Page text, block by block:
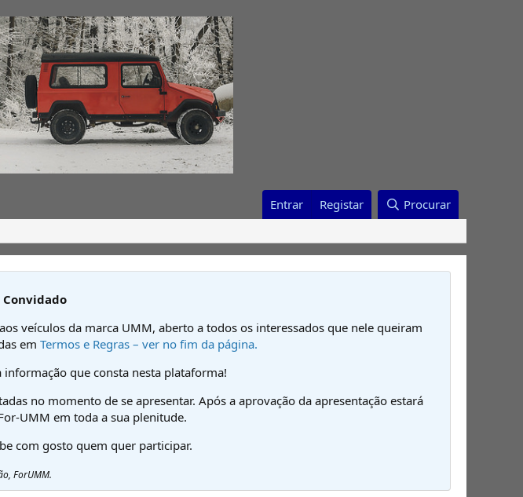
Entrar Registar Procurar
veículos da marca UMM, aberto a todos os interessados que nele queiram
em Termos e Regras – ver no fim da página.
que consta nesta plataforma!
no momento de se apresentar. Após a aprovação da apresentação estará
UMM em toda a sua plenitude.
com gosto quem quer participar.
ForUMM.